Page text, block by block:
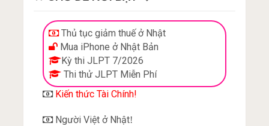
Thủ tục giảm thuế ở Nhật
Mua iPhone ở Nhật Bản
Kỳ thi JLPT 7/2026
Thi thử JLPT Miễn Phí
Kiến thức Tài Chính!
Người Việt ở Nhật!